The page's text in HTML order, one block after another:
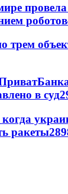
роботов
трем
в суд
ракеты